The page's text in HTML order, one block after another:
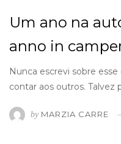
Um ano na
anno in
Nunca escrevi sobre
contar aos outros. Talvez
by MARZIA CARRE